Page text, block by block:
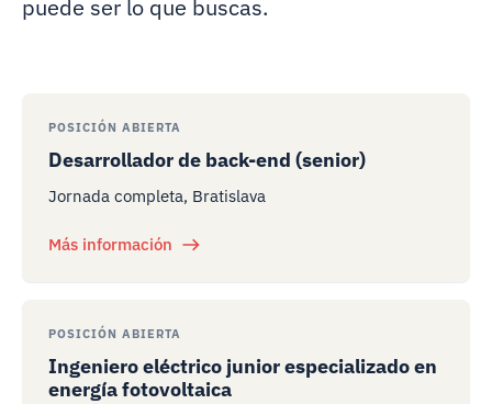
puede ser lo que buscas.
POSICIÓN ABIERTA
Desarrollador de back-end (senior)
Jornada completa, Bratislava
Más información
POSICIÓN ABIERTA
Ingeniero eléctrico junior especializado en
energía fotovoltaica